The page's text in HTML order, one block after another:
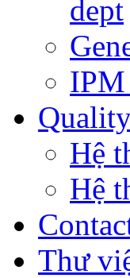
dept
IPM
Hệ
Hệ
Thư